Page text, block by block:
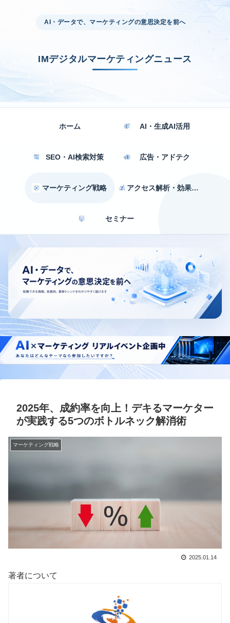
AI・データで、マーケティングの意思決定を前へ
IMデジタルマーケティングニュース
ホーム AI・生成AI活用
SEO・AI検索対策 広告・アドテク
マーケティング戦略 アクセス解析・効果測定
セミナー
2025年、成約率を向上！デキるマーケター
が実践する5つのボトルネック解消術
マーケティング戦略
2025.01.14
著者について